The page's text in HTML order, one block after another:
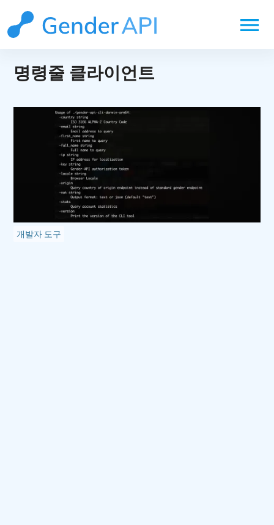
menu
명령줄 클라이언트
개발자 도구